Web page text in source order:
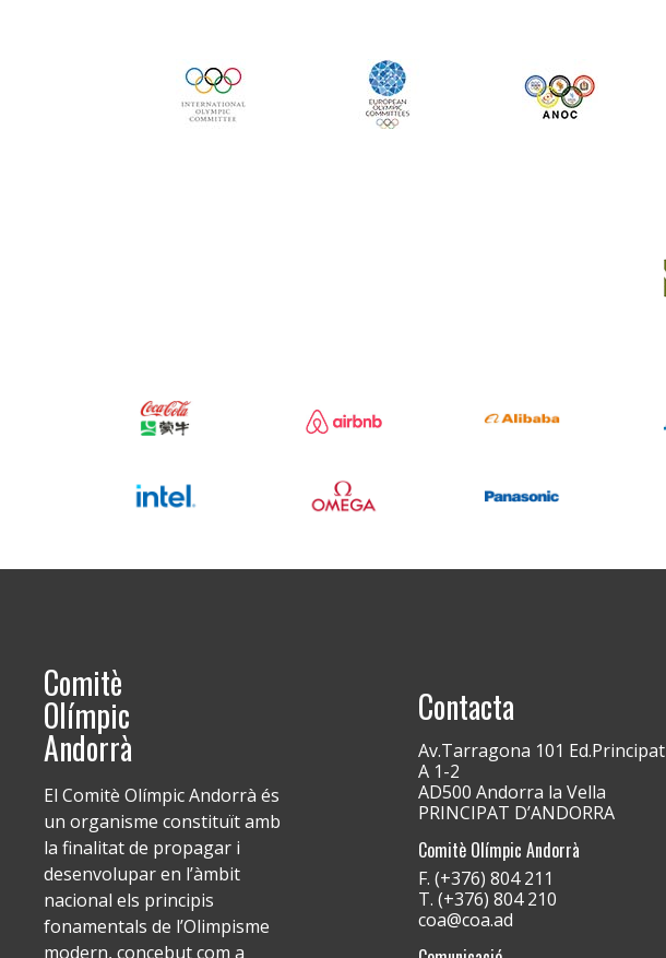
Comitè
Olímpic
Andorrà
El Comitè Olímpic Andorrà és
un organisme constituït amb
la finalitat de propagar i
desenvolupar en l’àmbit
nacional els principis
fonamentals de l’Olimpisme
modern, concebut com a
Contacta
Av.Tarragona 101 Ed.Principat
A 1-2
AD500 Andorra la Vella
PRINCIPAT D’ANDORRA
Comitè Olímpic Andorrà
F. (+376) 804 211
T. (+376) 804 210
coa@coa.ad